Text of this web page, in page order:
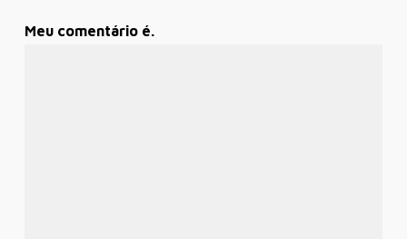
Meu comentário é.